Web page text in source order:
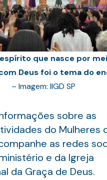
que nasce por
Deus foi o tema do
– Imagem: IIGD SP
sobre as
do Mulheres
as redes
e da Igreja
da Graça de Deus.